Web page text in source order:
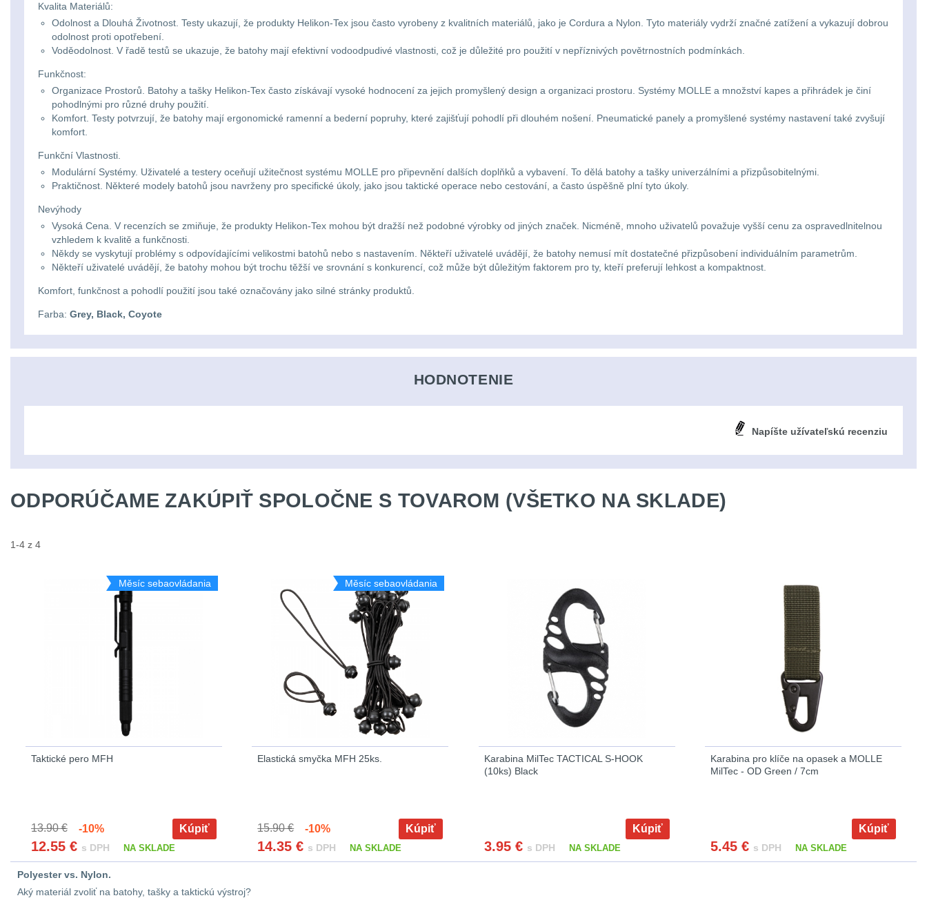
Kvalita Materiálů:
Odolnost a Dlouhá Životnost. Testy ukazují, že produkty Helikon-Tex jsou často vyrobeny z kvalitních materiálů, jako je Cordura a Nylon. Tyto materiály vydrží značné zatížení a vykazují dobrou
odolnost proti opotřebení.
Voděodolnost. V řadě testů se ukazuje, že batohy mají efektivní vodoodpudivé vlastnosti, což je důležité pro použití v nepříznivých povětrnostních podmínkách.
Funkčnost:
Organizace Prostorů. Batohy a tašky Helikon-Tex často získávají vysoké hodnocení za jejich promyšlený design a organizaci prostoru. Systémy MOLLE a množství kapes a přihrádek je činí
pohodlnými pro různé druhy použití.
Komfort. Testy potvrzují, že batohy mají ergonomické ramenní a bederní popruhy, které zajišťují pohodlí při dlouhém nošení. Pneumatické panely a promyšlené systémy nastavení také zvyšují
komfort.
Funkční Vlastnosti.
Modulární Systémy. Uživatelé a testery oceňují užitečnost systému MOLLE pro připevnění dalších doplňků a vybavení. To dělá batohy a tašky univerzálními a přizpůsobitelnými.
Praktičnost. Některé modely batohů jsou navrženy pro specifické úkoly, jako jsou taktické operace nebo cestování, a často úspěšně plní tyto úkoly.
Nevýhody
Vysoká Cena. V recenzích se zmiňuje, že produkty Helikon-Tex mohou být dražší než podobné výrobky od jiných značek. Nicméně, mnoho uživatelů považuje vyšší cenu za ospravedlnitelnou
vzhledem k kvalitě a funkčnosti.
Někdy se vyskytují problémy s odpovídajícími velikostmi batohů nebo s nastavením. Někteří uživatelé uvádějí, že batohy nemusí mít dostatečné přizpůsobení individuálním parametrům.
Někteří uživatelé uvádějí, že batohy mohou být trochu těžší ve srovnání s konkurencí, což může být důležitým faktorem pro ty, kteří preferují lehkost a kompaktnost.
Komfort, funkčnost a pohodlí použití jsou také označovány jako silné stránky produktů.
Farba: Grey, Black, Coyote
HODNOTENIE
Napíšte užívateľskú recenziu
ODPORÚČAME ZAKÚPIŤ SPOLOČNE S TOVAROM (VŠETKO NA SKLADE)
1-4 z 4
Měsíc sebaovládania
Taktické pero MFH
13.90 €-10% Kúpiť
12.55 € s DPH NA SKLADE
Měsíc sebaovládania
Elastická smyčka MFH 25ks.
15.90 €-10% Kúpiť
14.35 € s DPH NA SKLADE
Karabina MilTec TACTICAL S-HOOK
(10ks) Black
Kúpiť
3.95 € s DPH NA SKLADE
Karabina pro klíče na opasek a MOLLE
MilTec - OD Green / 7cm
Kúpiť
5.45 € s DPH NA SKLADE
Polyester vs. Nylon.
Aký materiál zvoliť na batohy, tašky a taktickú výstroj?